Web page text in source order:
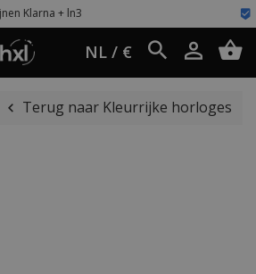
Eenvoudig retour
NL / €
Terug naar Kleurrijke horloges